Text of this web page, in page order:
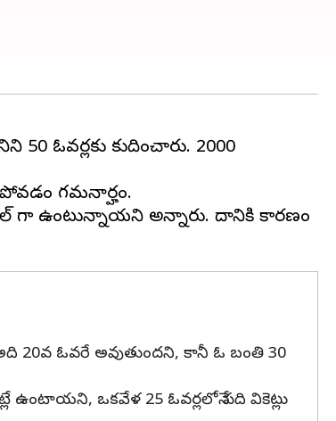
ఓవర్లకు కుదించారు. 2000
గమనార్హం.
గా ఉంటున్నాయని అన్నారు. దానికి కారణం
20వ ఓవరే అవుతుందని, కానీ ఓ బంతి 30
ఉంటాయని, ఒకవేళ 25 ఓవర్లలోనే పది వికెట్లు